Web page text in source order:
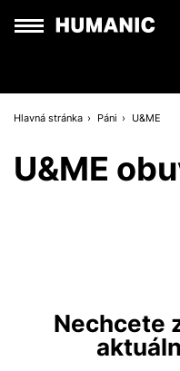
Hlavná stránka Páni U&ME
U&ME
Nechcete